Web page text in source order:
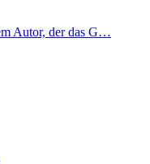
Autor, der das G…